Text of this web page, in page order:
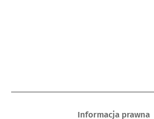
Informacja prawna